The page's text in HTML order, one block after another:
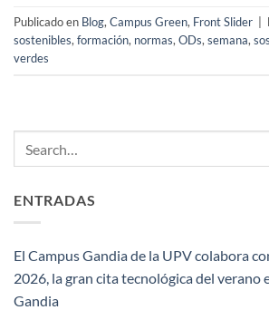
Publicado en Blog,Campus Green, Front Slider
sostenibles,formación, normas,ODs,semana,
verdes
ENTRADAS
El Campus Gandia de la UPV colabora
2026, la gran cita tecnológica del verano
Gandia